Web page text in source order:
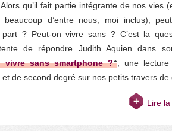
qu’il fait partie intégrante de nos vies
beaucoup d’entre nous, moi inclus),
? Peut-on vivre sans ? C’est la
de répondre Judith Aquien dans
vivre sans smartphone ?“, une lecture
et de second degré sur nos petits travers de
Lire